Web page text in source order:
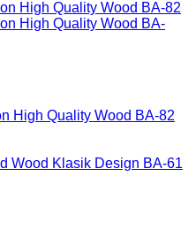
High Quality Wood BA-82